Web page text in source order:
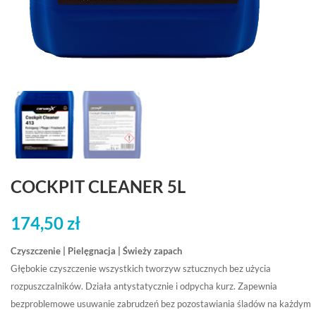
COCKPIT CLEANER 5L
174,50 zł
Czyszczenie | Pielęgnacja | Świeży zapach
Głębokie czyszczenie wszystkich tworzyw sztucznych bez użycia
rozpuszczalników. Działa antystatycznie i odpycha kurz. Zapewnia
bezproblemowe usuwanie zabrudzeń bez pozostawiania śladów na każdym